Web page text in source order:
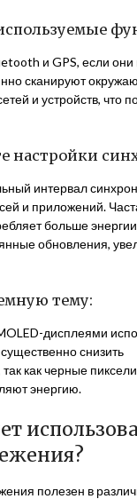
и GPS, если они
сканируют
и устройств, что
настройки
интервал
и приложений.
больше
обновления,
тему:
дисплеями
снизить
как черные
энергию.
полезен в